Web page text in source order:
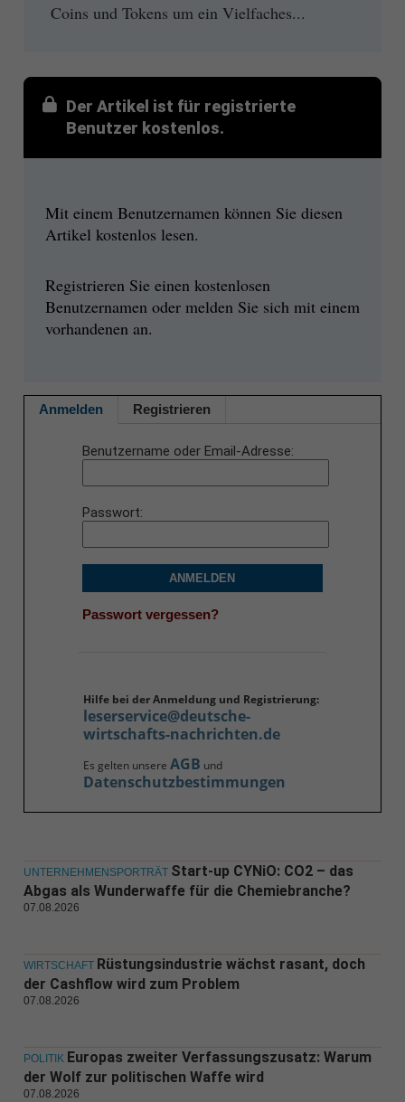
Coins und Tokens um ein Vielfaches...
Der Artikel ist für registrierte
Benutzer kostenlos.
Mit einem Benutzernamen können Sie diesen
Artikel kostenlos lesen.
Registrieren Sie einen kostenlosen
Benutzernamen oder melden Sie sich mit einem
vorhandenen an.
Anmelden Registrieren
Benutzername oder Email-Adresse
Passwort
ANMELDEN
Passwort vergessen?
Hilfe bei der Anmeldung und Registrierung:
leserservice@deutsche-
wirtschafts-nachrichten.de
Es gelten unsere AGB und
Datenschutzbestimmungen
UNTERNEHMENSPORTRÄT Start-up CYNiO: CO2 – das
Abgas als Wunderwaffe für die Chemiebranche?
07.08.2026
WIRTSCHAFT Rüstungsindustrie wächst rasant, doch
der Cashflow wird zum Problem
07.08.2026
POLITIK Europas zweiter Verfassungszusatz: Warum
der Wolf zur politischen Waffe wird
07.08.2026